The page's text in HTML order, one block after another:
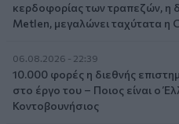
κερδοφορίας των τραπεζών, η
Metlen, μεγαλώνει ταχύτατα η
06.08.2026 - 22:39
10.000 φορές η διεθνής
στο έργο του – Ποιος είναι ο
Κοντοβουνήσιος